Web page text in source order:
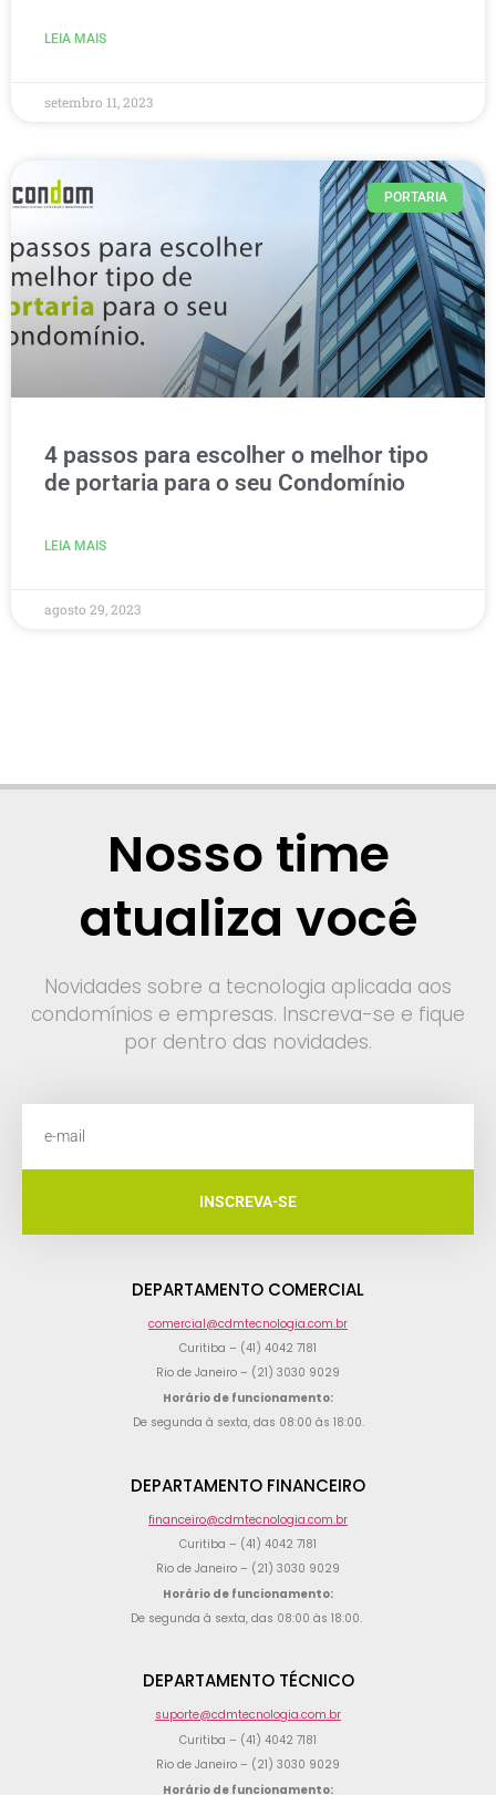
LEIA MAIS
setembro 11, 2023
PORTARIA
4 passos para escolher o melhor tipo
de portaria para o seu Condomínio
LEIA MAIS
agosto 29, 2023
Nosso time
atualiza você
Novidades sobre a tecnologia aplicada aos
condomínios e empresas. Inscreva-se e fique
por dentro das novidades.
INSCREVA-SE
DEPARTAMENTO COMERCIAL
comercial@cdmtecnologia.com.br
Curitiba – (41) 4042 7181
Rio de Janeiro – (21) 3030 9029
Horário de funcionamento:
De segunda à sexta, das 08:00 às 18:00.
DEPARTAMENTO FINANCEIRO
financeiro@cdmtecnologia.com.br
Curitiba – (41) 4042 7181
Rio de Janeiro – (21) 3030 9029
Horário de funcionamento:
De segunda à sexta, das 08:00 às 18:00.
DEPARTAMENTO TÉCNICO
suporte@cdmtecnologia.com.br
Curitiba – (41) 4042 7181
Rio de Janeiro – (21) 3030 9029
Horário de funcionamento: